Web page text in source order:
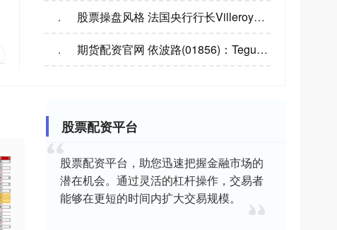
· 股票操盘风格 法国央行行长Villeroy：欧洲央行可以忽略通胀下降过程中的波折
· 期货配资官网 依波路(01856)：Teguh Halim将获委任为行政总裁
股票配资平台
股票配资平台，助您迅速把握金融市场的
潜在机会。通过灵活的杠杆操作，交易者
能够在更短的时间内扩大交易规模。